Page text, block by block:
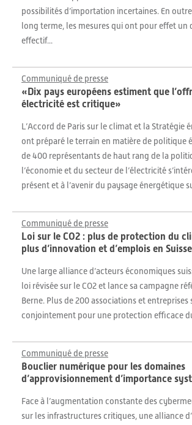
possibilités d’importation incertaines. En
long terme, les mesures qui ont pour effet un
effectif...
Communiqué de presse
«Dix pays européens estiment que
électricité est critique»
L’Accord de Paris sur le climat et la Stratégie
ont préparé le terrain en matière de politique
de 400 représentants de haut rang de la
l’économie et du secteur de l’électricité
présent et à l’avenir du paysage énergétique
Communiqué de presse
Loi sur le CO2 : plus de protection du
plus d’innovation et d’emplois en Suisse
Une large alliance d’acteurs économiques
loi révisée sur le CO2 et lance sa campagne
Berne. Plus de 200 associations et entreprises
conjointement pour une protection efficace
Communiqué de presse
Bouclier numérique pour les domaines
d’approvisionnement d’importance
Face à l’augmentation constante des
sur les infrastructures critiques, une alliance